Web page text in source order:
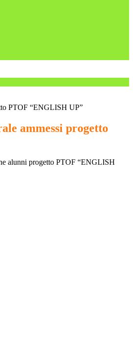
PTOF “ENGLISH UP”
ammessi progetto
alunni progetto PTOF “ENGLISH